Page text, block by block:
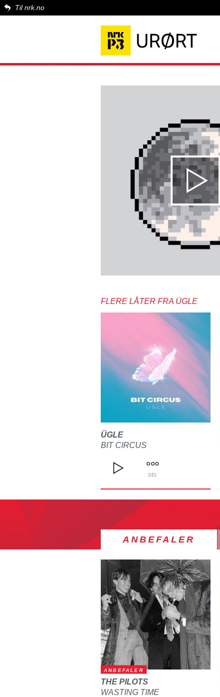
Til nrk.no
FLERE LÅTER FRA ÜGLE
ÜGLE
BIT CIRCUS
DEL
ANBEFALER
ANBEFALER
THE PILOTS
WASTING TIME